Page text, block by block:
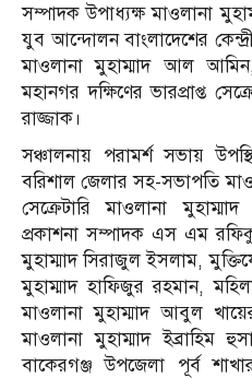
সম্পাদক উপাধ্যক্ষ মাওলানা
যুব আন্দোলন বাংলাদেশের
মাওলানা মুহাম্মাদ আল
মহানগর দক্ষিণের ভারপ্রাপ্ত
রাজ্জাক।
সঞ্চালনায় পরামর্শ সভায়
বরিশাল জেলার সহ-সভাপতি
সেক্রেটারি মাওলানা
প্রকাশনা সম্পাদক এস এম
মুহাম্মাদ সিরাজুল ইসলাম,
মুহাম্মাদ হাফিজুর রহমান,
মাওলানা মুহাম্মাদ আবুল
মাওলানা মুহাম্মাদ ইব্রাহিম
বাকেরগঞ্জ উপজেলা পূর্ব